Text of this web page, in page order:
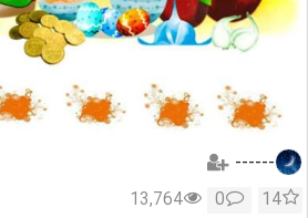
------
14
0
13,764